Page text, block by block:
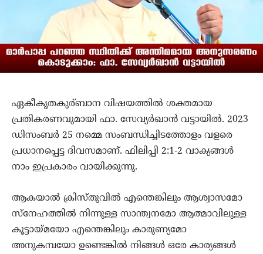
ഏകീകൃതകുര്ബാന വിഷയത്തില്‍ ശക്തമായ
പ്രതികരണവുമായി ഫാ. സേവ്യര്‍ഖാന്‍ വട്ടായില്‍. 2023
ഡിസംബര്‍ 25 നമ്മെ സംബന്ധിച്ചിടത്തോളം വളരെ
പ്രധാനപ്പെട്ട ദിവസമാണ്. ഫിലിപ്പി 2:1-2 വാക്യങ്ങള്‍
നാം ഇപ്രകാരം വായിക്കുന്നു.
ആകയാല്‍ ക്രിസ്തുവില്‍ എന്തെങ്കിലും ആശ്വാസമോ
സ്‌നേഹത്തില്‍ നിന്നുള്ള സാന്ത്വനമോ ആത്മാവിലുള്ള
കൂട്ടായ്മയോ എന്തെങ്കിലും കാരുണ്യമോ
അനുകമ്പയോ ഉണ്ടെങ്കില്‍ നിങ്ങള്‍ ഒരേ കാര്യങ്ങള്‍